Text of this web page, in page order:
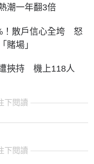
潮一年翻3倍
！散戶信心全垮 怒
賭場」
挾持 機上118人
下閱讀
下閱讀